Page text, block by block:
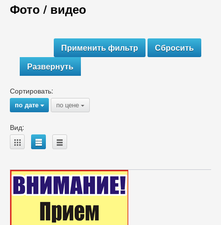
Фото / видео
Развернуть
Сортировать:
по дате{ по цене {
Вид:
A B C